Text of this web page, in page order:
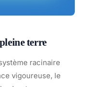
terre
racinaire
vigoureuse, le